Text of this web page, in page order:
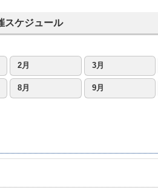
スケジュール
2月 3月
8月 9月